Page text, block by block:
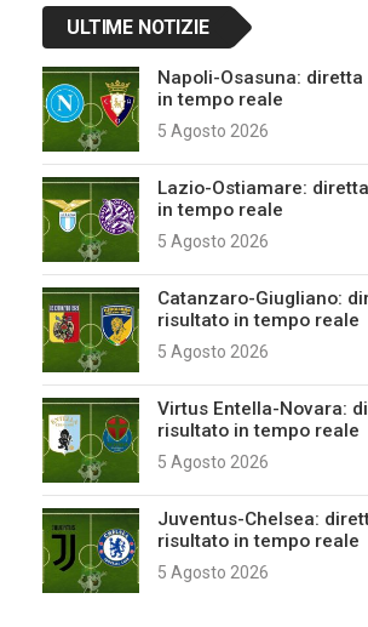
ULTIME NOTIZIE
Napoli-Osasuna:
in tempo reale
5 Agosto 2026
Lazio-Ostiamare:
in tempo reale
5 Agosto 2026
Catanzaro-Giugliano:
risultato in tempo reale
5 Agosto 2026
Virtus Entella-Novara:
risultato in tempo reale
5 Agosto 2026
Juventus-Chelsea:
risultato in tempo reale
5 Agosto 2026